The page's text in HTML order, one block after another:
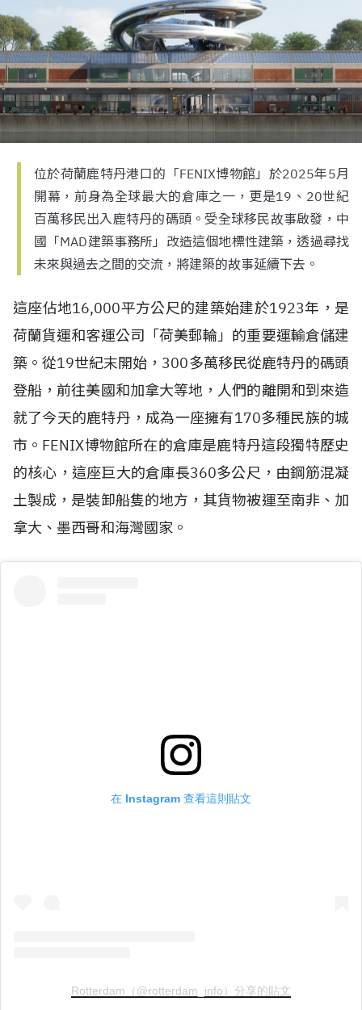
位於荷蘭鹿特丹港口的「FENIX博物館」於2025年5月
開幕，前身為全球最大的倉庫之一，更是19、20世紀
百萬移民出入鹿特丹的碼頭。受全球移民故事啟發，中
國「MAD建築事務所」改造這個地標性建築，透過尋找
未來與過去之間的交流，將建築的故事延續下去。
這座佔地16,000平方公尺的建築始建於1923年，是
荷蘭貨運和客運公司「荷美郵輪」的重要運輸倉儲建
築。從19世紀末開始，300多萬移民從鹿特丹的碼頭
登船，前往美國和加拿大等地，人們的離開和到來造
就了今天的鹿特丹，成為一座擁有170多種民族的城
市。FENIX博物館所在的倉庫是鹿特丹這段獨特歷史
的核心，這座巨大的倉庫長360多公尺，由鋼筋混凝
土製成，是裝卸船隻的地方，其貨物被運至南非、加
拿大、墨西哥和海灣國家。
在 Instagram 查看這則貼文
Rotterdam（@rotterdam_info）分享的貼文